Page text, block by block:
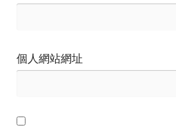
個人網站網址